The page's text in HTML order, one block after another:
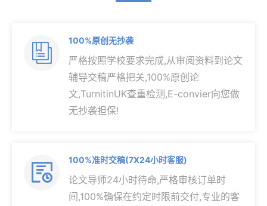

100%原创无抄袭
严格按照学校要求完成,从审阅资料到论文
辅导交稿严格把关,100%原创论
文,TurnitinUK查重检测,E-convier向您做
无抄袭担保!

100%准时交稿(7X24小时客服)
论文导师24小时待命,严格审核订单时
间,100%确保在约定时限前交付,专业的客